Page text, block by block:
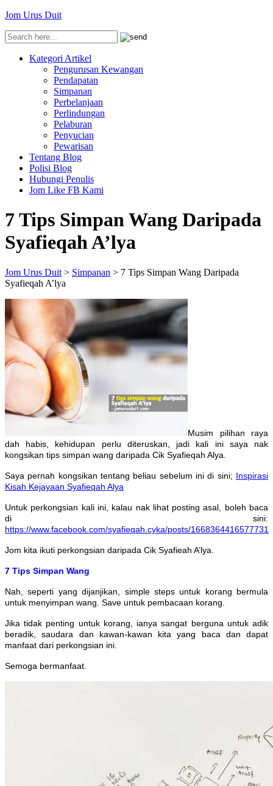
Jom Urus Duit
Kategori Artikel
Pengurusan Kewangan
Pendapatan
Simpanan
Perbelanjaan
Perlindungan
Pelaburan
Penyucian
Pewarisan
Tentang Blog
Polisi Blog
Hubungi Penulis
Jom Like FB Kami
7 Tips Simpan Wang Daripada
Syafieqah A’lya
Jom Urus Duit > Simpanan > 7 Tips Simpan Wang Daripada
Syafieqah A’lya
Musim pilihan raya
dah habis, kehidupan perlu diteruskan, jadi kali ini saya nak
kongsikan tips simpan wang daripada Cik Syafieqah Alya.
Saya pernah kongsikan tentang beliau sebelum ini di sini; Inspirasi
Kisah Kejayaan Syafieqah Alya
Untuk perkongsian kali ini, kalau nak lihat posting asal, boleh baca
di sini:
https://www.facebook.com/syafieqah.cyka/posts/1668364416577731
Jom kita ikuti perkongsian daripada Cik Syafieah A’lya.
7 Tips Simpan Wang
Nah, seperti yang dijanjikan, simple steps untuk korang bermula
untuk menyimpan wang. Save untuk pembacaan korang.
Jika tidak penting untuk korang, ianya sangat berguna untuk adik
beradik, saudara dan kawan-kawan kita yang baca dan dapat
manfaat dari perkongsian ini.
Semoga bermanfaat.